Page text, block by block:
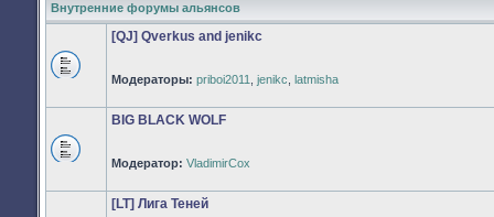
Внутренние форумы альянсов
Нет
сообщений
[QJ] Qverkus and jenikc
Модераторы: priboi2011 jenikc latmisha
Нет
сообщений
BIG BLACK WOLF
Модератор: VladimirCox
[LT] Лига Теней